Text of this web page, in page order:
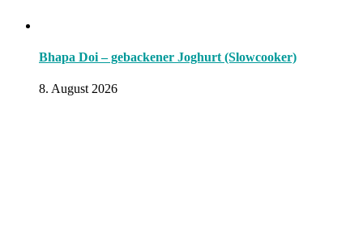
Bhapa Doi – gebackener Joghurt (Slowcooker)
8. August 2026